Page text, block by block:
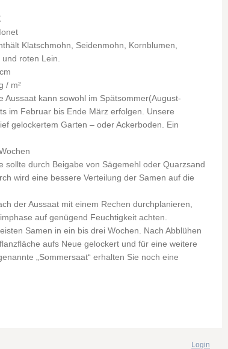
Klatschmohn, Seidenmohn, Kornblumen,
roten Lein.
/ m²
Aussaat kann sowohl im Spätsommer(August-
im Februar bis Ende März erfolgen. Unsere
gelockertem Garten – oder Ackerboden. Ein
sollte durch Beigabe von Sägemehl oder Quarzsand
wird eine bessere Verteilung der Samen auf die
der Aussaat mit einem Rechen durchplanieren,
auf genügend Feuchtigkeit achten.
Samen in ein bis drei Wochen. Nach Abblühen
aufs Neue gelockert und für eine weitere
„Sommersaat“ erhalten Sie noch eine
Login